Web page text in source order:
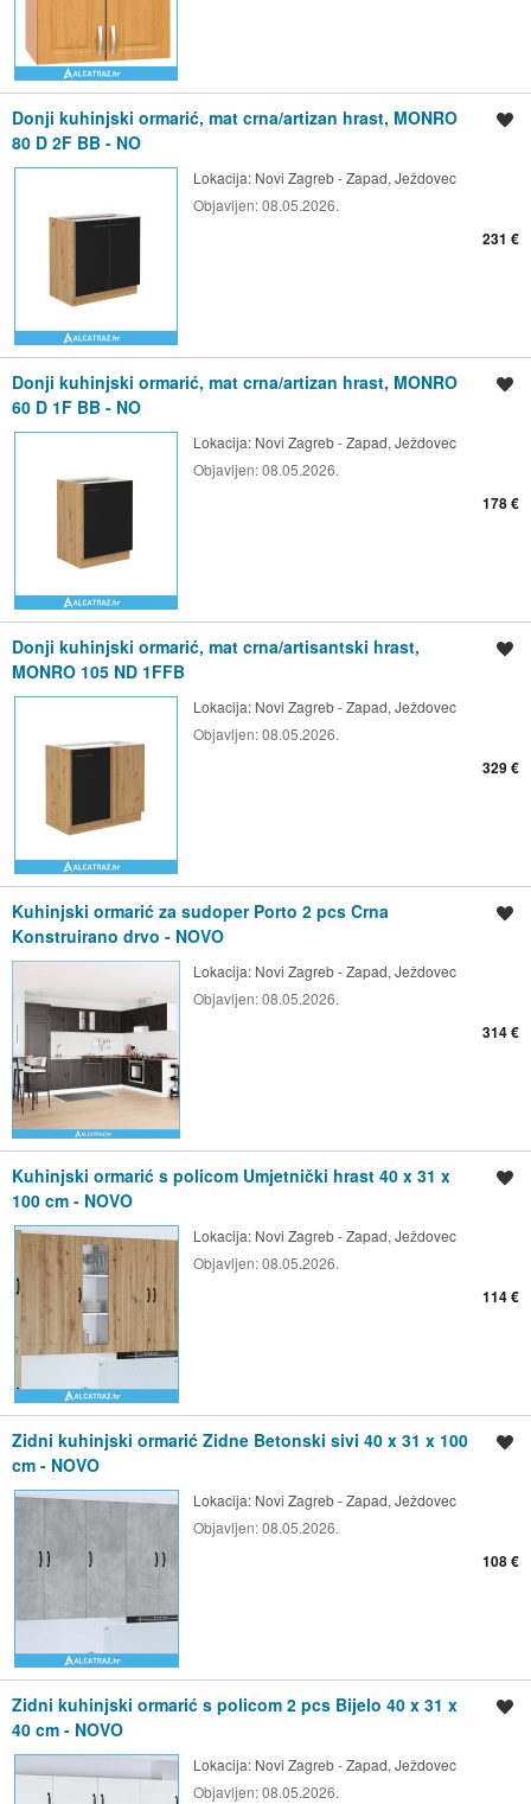
Donji kuhinjski ormarić, mat crna/artizan hrast, MONRO
80 D 2F BB - NO
Lokacija: Novi Zagreb - Zapad, Ježdovec
Objavljen:08.05.2026.
231 €
Donji kuhinjski ormarić, mat crna/artizan hrast, MONRO
60 D 1F BB - NO
Lokacija: Novi Zagreb - Zapad, Ježdovec
Objavljen:08.05.2026.
178 €
Donji kuhinjski ormarić, mat crna/artisantski hrast,
MONRO 105 ND 1FFB
Lokacija: Novi Zagreb - Zapad, Ježdovec
Objavljen:08.05.2026.
329 €
Kuhinjski ormarić za sudoper Porto 2 pcs Crna
Konstruirano drvo - NOVO
Lokacija: Novi Zagreb - Zapad, Ježdovec
Objavljen:08.05.2026.
314 €
Kuhinjski ormarić s policom Umjetnički hrast 40 x 31 x
100 cm - NOVO
Lokacija: Novi Zagreb - Zapad, Ježdovec
Objavljen:08.05.2026.
114 €
Zidni kuhinjski ormarić Zidne Betonski sivi 40 x 31 x 100
cm - NOVO
Lokacija: Novi Zagreb - Zapad, Ježdovec
Objavljen:08.05.2026.
108 €
Zidni kuhinjski ormarić s policom 2 pcs Bijelo 40 x 31 x
40 cm - NOVO
Lokacija: Novi Zagreb - Zapad, Ježdovec
Objavljen:08.05.2026.